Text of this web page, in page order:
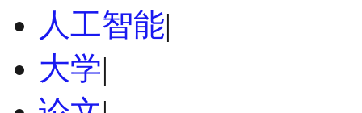
人工智能|
大学|